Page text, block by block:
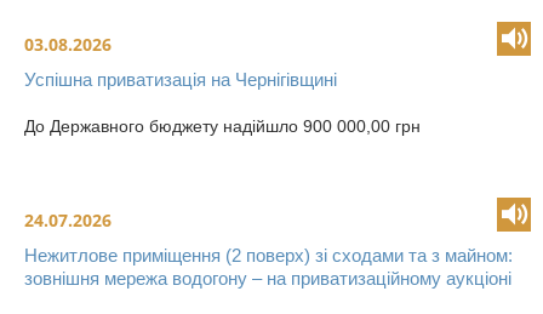
03.08.2026
Успішна приватизація на Чернігівщині
До Державного бюджету надійшло 900 000,00 грн
24.07.2026
Нежитлове приміщення (2 поверх) зі сходами та з майном:
зовнішня мережа водогону – на приватизаційному аукціоні